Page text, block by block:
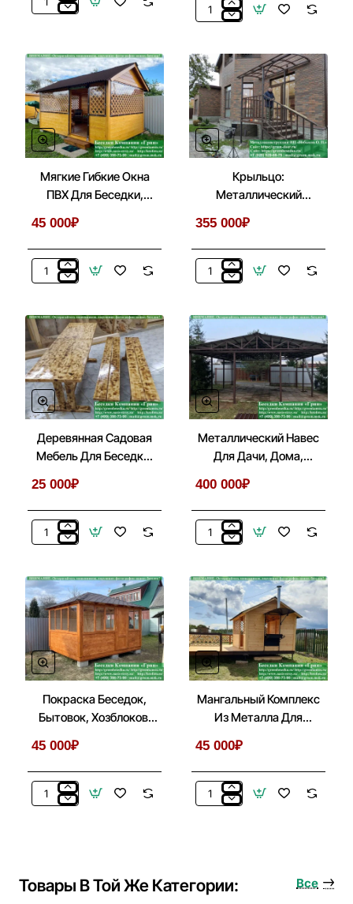
Готовая
Для
Беседки
Из
Кирпича,
Бетона
№
1
Строительство
Из
Кирпича
В
Беседке,
Летней
Кухни
Мягкие Гибкие Окна
ПВХ Для Беседки,
45 000₽
Мягкие
ПВХ
Для
Беседки,
Веранды,
Летней
Кухни
Крыльцо:
Металлический
Перед Входом
355 000₽
Крыльцо:
С
Лестницей
Перед
Входом
Деревянная Садовая
Мебель Для Беседки,
25 000₽
Деревянная
Для
Беседки,
Летней
Кухни
Металлический Навес
Для Дачи, Дома,
400 000₽
Металлический
Дачи,
Дома,
Автомобиля
Покраска Беседок,
Бытовок, Хозблоков,
45 000₽
Покраска
Мангальный Комплекс
Из Металла Для
45 000₽
Мангальный
Летней
Товары В Той Же Категории: Все